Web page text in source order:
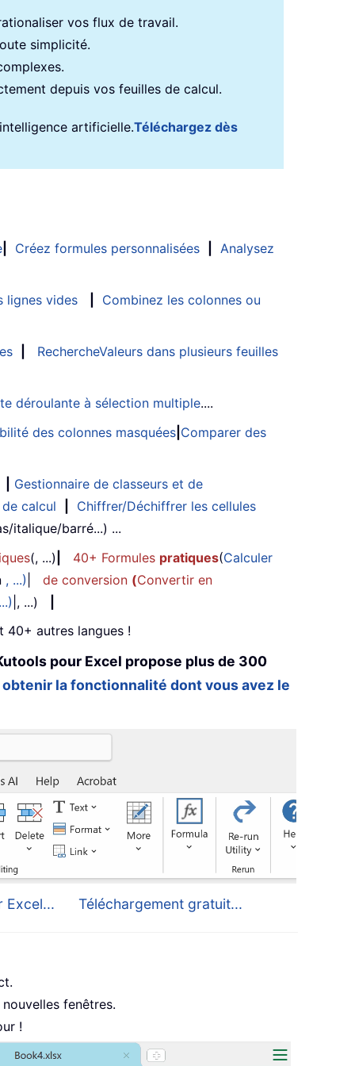
vos flux de travail.
simplicité.
depuis vos feuilles de calcul.
artificielle.Téléchargez dès
Créez formules personnalisées
Analysez
lignes vides
Combinez les colonnes ou
RechercheValeurs dans plusieurs feuilles
déroulante à sélection multiple....
des colonnes masquées Comparer des
Gestionnaire de classeurs et de
calcul
Chiffrer/Déchiffrer les cellules
italique/barré...) ...
(, ...) 40+ Formules pratiques(Calculer
, ...) de conversion (Convertir en
|, ...)
40+ autres langues !
pour Excel propose plus de 300
la fonctionnalité dont vous avez le
Excel... Téléchargement gratuit...
fenêtres.
!